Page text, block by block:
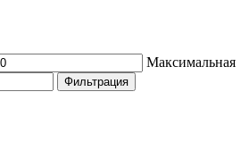
Максимальная
Фильтрация